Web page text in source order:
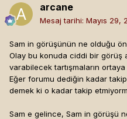
arcane
Mesaj tarihi: Mayıs 29,
Sam in görüşünün ne olduğu
Olay bu konuda ciddi bir görüş
varabilecek tartışmaların ortaya
Eğer forumu dediğin kadar
demek ki o kadar takip
Sam e gelince, Sam in görüşü